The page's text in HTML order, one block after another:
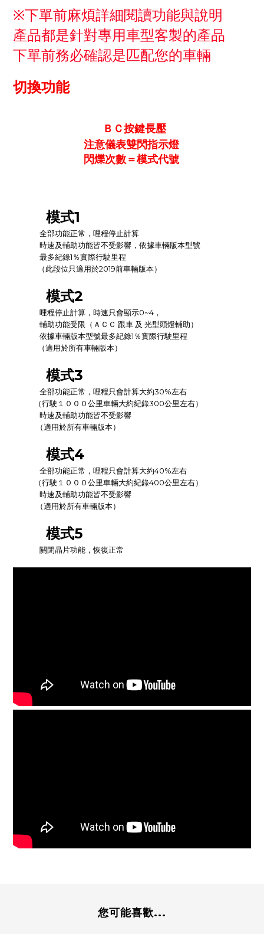
※下單前麻煩詳細閱讀功能與說明
產品都是針對專用車型客製的產品
下單前務必確認是匹配您的車輛
切換功能
ＢＣ按鍵長壓
注意儀表雙閃指示燈
閃爍次數＝模式代號
模式1
全部功能正常，哩程停止計算
時速及輔助功能皆不受影響，依據車輛版本型號
最多紀錄1％實際行駛里程
（此段位只適用於2019前車輛版本）
模式2
哩程停止計算，時速只會顯示0~4 ，
輔助功能受限 （ＡＣＣ 跟車 及 光型頭燈輔助）
依據車輛版本型號最多紀錄1％實際行駛里程
（適用於所有車輛版本）
模式3
全部功能正常，哩程只會計算大約30%左右
（行駛１０００公里車輛大約紀錄300公里左右）
時速及輔助功能皆不受影響
（適用於所有車輛版本）
模式4
全部功能正常，哩程只會計算大約40%左右
（行駛１０００公里車輛大約紀錄400公里左右）
時速及輔助功能皆不受影響
（適用於所有車輛版本）
模式5
關閉晶片功能，恢復正常
您可能喜歡...